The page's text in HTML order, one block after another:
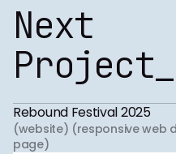
Next
Project_
Rebound Festival 2025
(website) (responsive web
page)